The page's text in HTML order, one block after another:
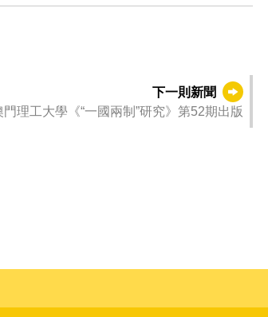
下一則新聞
門理工大學《“一國兩制”研究》第52期出版